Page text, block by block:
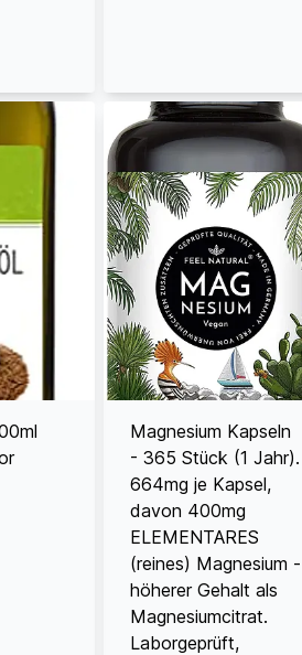
Magnesium Kapseln
- 365 Stück (1 Jahr).
664mg je Kapsel,
davon 400mg
ELEMENTARES
(reines) Magnesium -
höherer Gehalt als
Magnesiumcitrat.
Laborgeprüft,